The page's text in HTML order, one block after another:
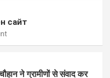
сайт
ने ग्रामीणों से संवाद कर